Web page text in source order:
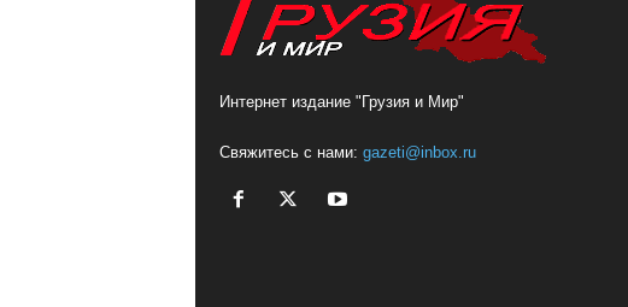
Интернет издание "Грузия и Мир"
Свяжитесь с нами: gazeti@inbox.ru